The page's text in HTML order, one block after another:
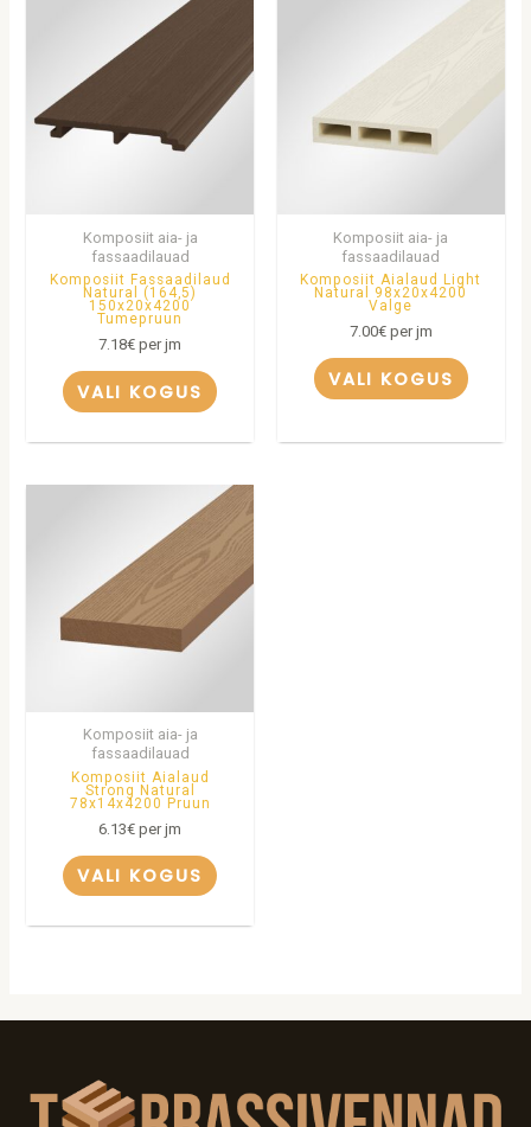
Komposiit aia- ja
fassaadilauad
Komposiit Fassaadilaud
Natural (164,5)
150x20x4200
Tumepruun
7.18€ per jm
VALI KOGUS
Komposiit aia- ja
fassaadilauad
Komposiit Aialaud Light
Natural 98x20x4200
Valge
7.00€per jm
VALI KOGUS
Komposiit aia- ja
fassaadilauad
Komposiit Aialaud
Strong Natural
78x14x4200 Pruun
6.13€ per jm
VALI KOGUS